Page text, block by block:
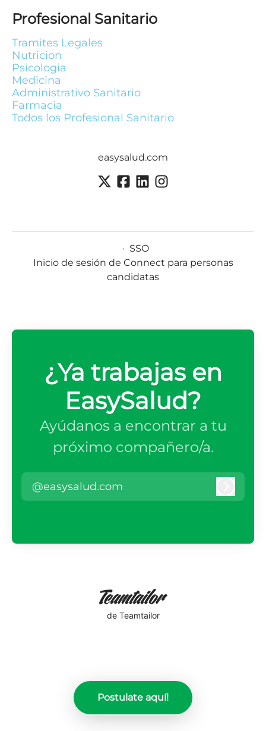
Postulate aquí!
Profesional Sanitario
Tramites Legales
Nutricion
Psicologia
Medicina
Administrativo Sanitario
Farmacia
Todos los Profesional Sanitario
easysalud.com
· SSO
Inicio de sesión de Connect para personas
candidatas
¿Ya trabajas en
EasySalud?
Ayúdanos a encontrar a tu
próximo compañero/a.
@easysalud.com
de Teamtailor